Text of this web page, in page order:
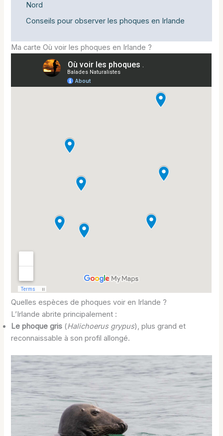
Nord
Conseils pour observer les phoques en Irlande
Ma carte Où voir les phoques en Irlande ?
Quelles espèces de phoques voir en Irlande ?
L’Irlande abrite principalement :
Le phoque gris (Halichoerus grypus), plus grand et
reconnaissable à son profil allongé.